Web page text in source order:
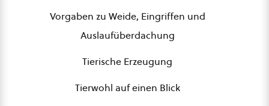
Vorgaben zu Weide, Eingriffen und
Auslaufüberdachung
Tierische Erzeugung
Tierwohl auf einen Blick